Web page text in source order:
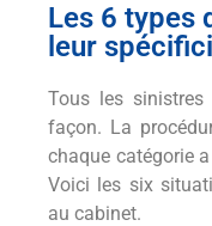
Les 6 types
leur
Tous les
façon. La
chaque catégorie
Voici les six
au cabinet.